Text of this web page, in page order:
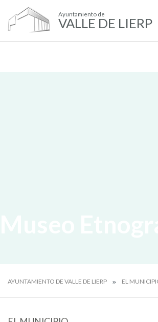
Ayuntamiento de
VALLE DE LIERP
AYUNTAMIENTO DE VALLE DE LIERP EL